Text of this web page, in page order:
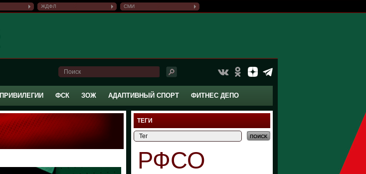
ЖДФЛ СМИ
ПРИВИЛЕГИИ ФСК ЗОЖ АДАПТИВНЫЙ СПОРТ ФИТНЕС ДЕПО
ТЕГИ
РФСО